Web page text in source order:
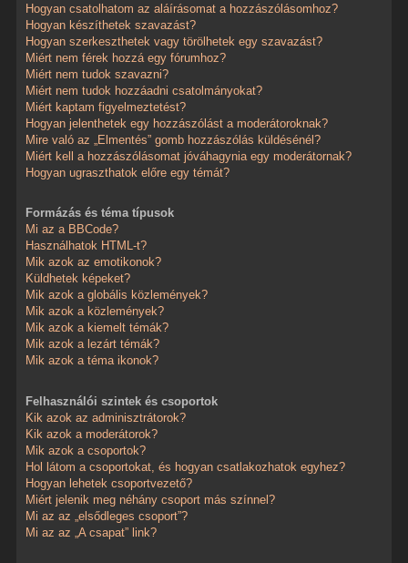
Hogyan csatolhatom az aláírásomat a hozzászólásomhoz?
Hogyan készíthetek szavazást?
Hogyan szerkeszthetek vagy törölhetek egy szavazást?
Miért nem férek hozzá egy fórumhoz?
Miért nem tudok szavazni?
Miért nem tudok hozzáadni csatolmányokat?
Miért kaptam figyelmeztetést?
Hogyan jelenthetek egy hozzászólást a moderátoroknak?
Mire való az „Elmentés” gomb hozzászólás küldésénél?
Miért kell a hozzászólásomat jóváhagynia egy moderátornak?
Hogyan ugraszthatok előre egy témát?
Formázás és téma típusok
Mi az a BBCode?
Használhatok HTML-t?
Mik azok az emotikonok?
Küldhetek képeket?
Mik azok a globális közlemények?
Mik azok a közlemények?
Mik azok a kiemelt témák?
Mik azok a lezárt témák?
Mik azok a téma ikonok?
Felhasználói szintek és csoportok
Kik azok az adminisztrátorok?
Kik azok a moderátorok?
Mik azok a csoportok?
Hol látom a csoportokat, és hogyan csatlakozhatok egyhez?
Hogyan lehetek csoportvezető?
Miért jelenik meg néhány csoport más színnel?
Mi az az „elsődleges csoport”?
Mi az az „A csapat” link?